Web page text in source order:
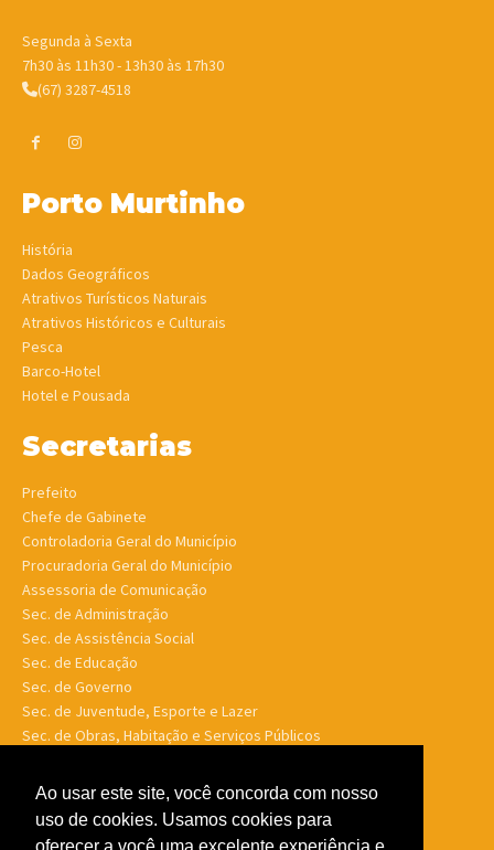
Segunda à Sexta
7h30 às 11h30 - 13h30 às 17h30
(67) 3287-4518
Porto Murtinho
História
Dados Geográficos
Atrativos Turísticos Naturais
Atrativos Históricos e Culturais
Pesca
Barco-Hotel
Hotel e Pousada
Secretarias
Prefeito
Chefe de Gabinete
Controladoria Geral do Município
Procuradoria Geral do Município
Assessoria de Comunicação
Sec. de Administração
Sec. de Assistência Social
Sec. de Educação
Sec. de Governo
Sec. de Juventude, Esporte e Lazer
Sec. de Obras, Habitação e Serviços Públicos
Sec. de Saúde
Sec. de Turismo
Sec. de Meio Ambiente, Desenv. Agrário, Aquicultura e Pesca
Ao usar este site, você concorda com nosso
uso de cookies. Usamos cookies para